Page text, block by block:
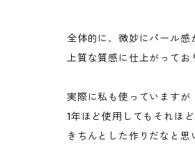
全体的に、微妙にパール
上質な質感に仕上がってお
実際に私も使っていますが
1年ほど使用してもそれほ
きちんとした作りだなと思